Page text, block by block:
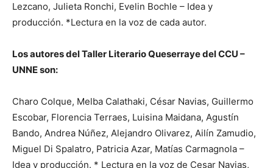
Lezcano, Julieta Ronchi, Evelin Bochle – Idea y
producción. *Lectura en la voz de cada autor.
Los autores del Taller Literario Queserraye del CCU –
UNNE son:
Charo Colque, Melba Calathaki, César Navias, Guillermo
Escobar, Florencia Terraes, Luisina Maidana, Agustín
Bando, Andrea Núñez, Alejandro Olivarez, Ailín Zamudio,
Miguel Di Spalatro, Patricia Azar, Matías Carmagnola –
Idea y producción. * Lectura en la voz de Cesar Navias,